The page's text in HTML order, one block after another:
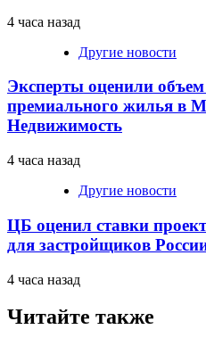
4 часа назад
Другие новости
Эксперты оценили
премиального жилья в
Недвижимость
4 часа назад
Другие новости
ЦБ оценил ставки
для застройщиков
4 часа назад
Читайте также